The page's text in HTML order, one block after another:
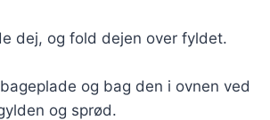
dej, og fold dejen over fyldet.
og bag den i ovnen ved
og sprød.